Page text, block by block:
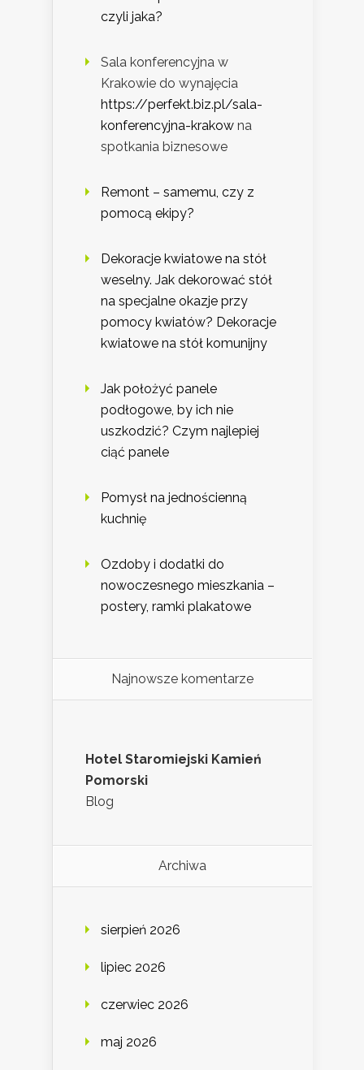
czyli jaka?
Sala konferencyjna w
Krakowie do wynajęcia
https://perfekt.biz.pl/sala-
konferencyjna-krakow na
spotkania biznesowe
Remont – samemu, czy z
pomocą ekipy?
Dekoracje kwiatowe na stół
weselny. Jak dekorować stół
na specjalne okazje przy
pomocy kwiatów? Dekoracje
kwiatowe na stół komunijny
Jak położyć panele
podłogowe, by ich nie
uszkodzić? Czym najlepiej
ciąć panele
Pomysł na jednościenną
kuchnię
Ozdoby i dodatki do
nowoczesnego mieszkania –
postery, ramki plakatowe
Najnowsze komentarze
Hotel Staromiejski Kamień
Pomorski
Blog
Archiwa
sierpień 2026
lipiec 2026
czerwiec 2026
maj 2026